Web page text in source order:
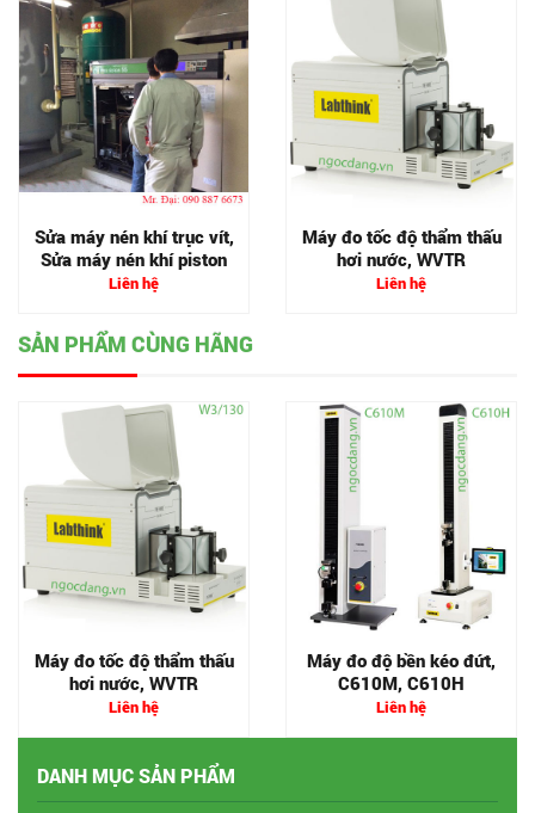
Sửa máy nén khí trục vít,
Sửa máy nén khí piston
Liên hệ
Máy đo tốc độ thẩm thấu
hơi nước, WVTR
Liên hệ
SẢN PHẨM CÙNG HÃNG
Máy đo tốc độ thẩm thấu
hơi nước, WVTR
Liên hệ
Máy đo độ bền kéo đứt,
C610M, C610H
Liên hệ
DANH MỤC SẢN PHẨM